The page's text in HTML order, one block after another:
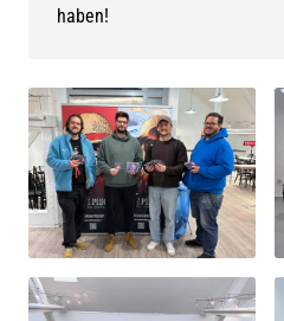
haben!